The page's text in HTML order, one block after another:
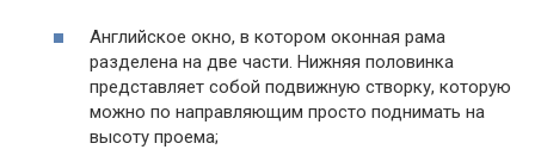
Английское окно, в котором оконная рама
разделена на две части. Нижняя половинка
представляет собой подвижную створку, которую
можно по направляющим просто поднимать на
высоту проема;